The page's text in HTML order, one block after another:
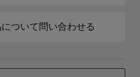
ついて問い合わせる